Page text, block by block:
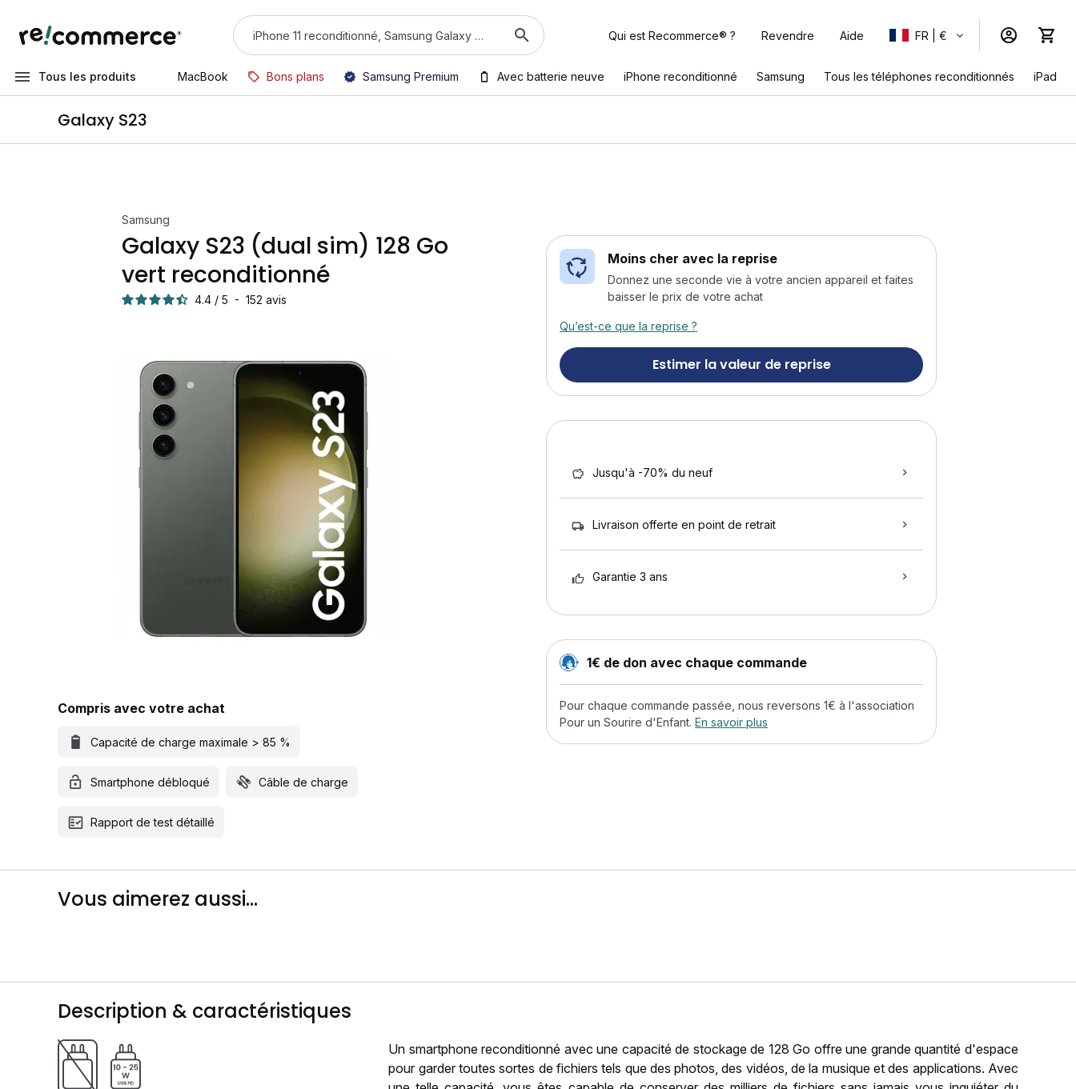
Qui est Recommerce® ? Revendre Aide FR | €
Tous les produits MacBook Bons plans Samsung Premium Avec batterie neuve iPhone reconditionné Samsung Tous les téléphones reconditionnés iPad
Galaxy S23
Samsung
Galaxy S23 (dual sim) 128 Go
vert reconditionné
4.4 / 5 - 152 avis
Compris avec votre achat
Capacité de charge maximale > 85 %
Smartphone débloqué Câble de charge
Rapport de test détaillé
Moins cher avec la reprise
Donnez une seconde vie à votre ancien appareil et faites
baisser le prix de votre achat
Qu’est-ce que la reprise ?
Estimer la valeur de reprise
Jusqu'à -70% du neuf
Livraison offerte en point de retrait
Garantie 3 ans
1€ de don avec chaque commande
Pour chaque commande passée, nous reversons 1€ à l'association
Pour un Sourire d'Enfant. En savoir plus
Vous aimerez aussi...
Description & caractéristiques
Un smartphone reconditionné avec une capacité de stockage de 128 Go offre une grande quantité d'espace
pour garder toutes sortes de fichiers tels que des photos, des vidéos, de la musique et des applications. Avec